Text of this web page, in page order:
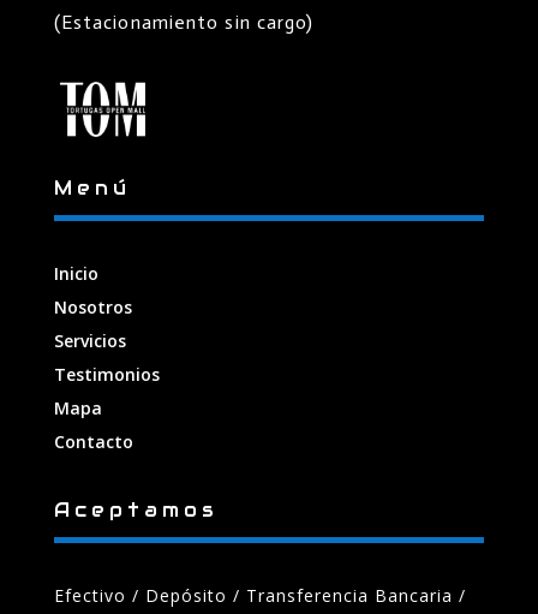
(Estacionamiento sin cargo)
Menú
Inicio
Nosotros
Servicios
Testimonios
Mapa
Contacto
Aceptamos
Efectivo / Depósito / Transferencia Bancaria /